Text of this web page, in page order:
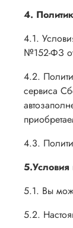
4.
4.1.
№152-ФЗ
4.2.
сервиса
4.3.
5.Условия
5.1. Вы
5.2.